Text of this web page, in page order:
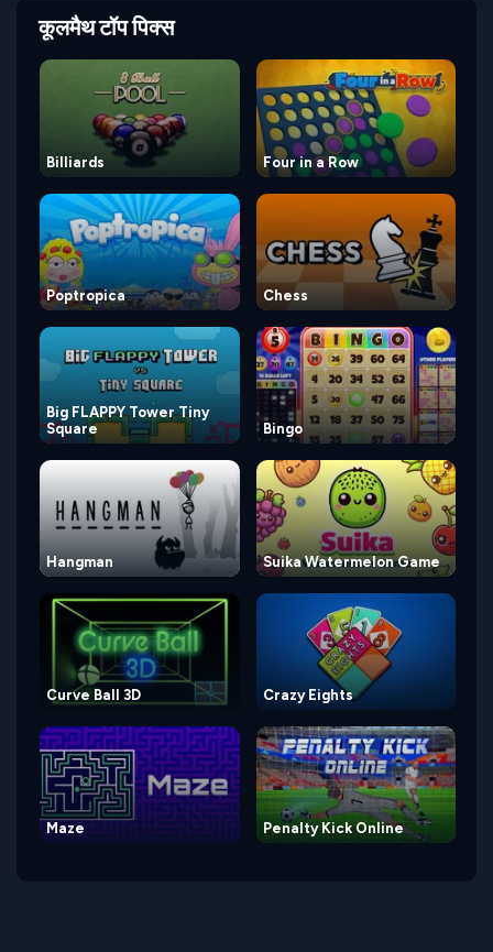
कूलमैथ टॉप पिक्स
Billiards Four in a Row
Poptropica Chess
Big FLAPPY Tower Tiny
Square
Bingo
Hangman Suika Watermelon Game
Curve Ball 3D Crazy Eights
Maze Penalty Kick Online